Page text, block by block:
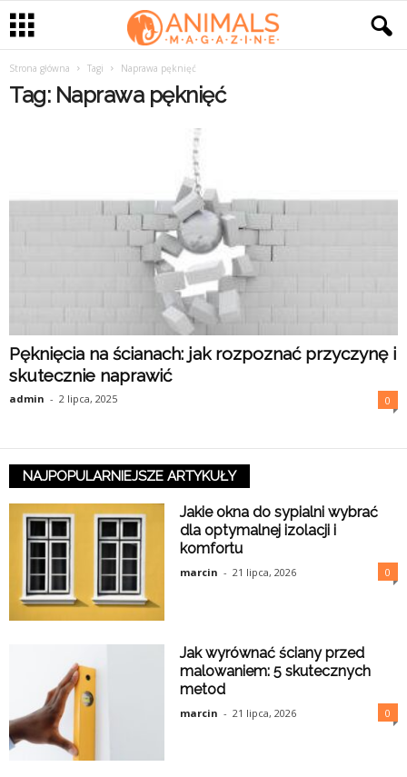
Strona główna Tagi Naprawa pęknięć
Tag: Naprawa pęknięć
Pęknięcia na ścianach: jak rozpoznać przyczynę i
skutecznie naprawić
admin - 2 lipca, 2025 0
NAJPOPULARNIEJSZE ARTYKUŁY
Jakie okna do sypialni wybrać
dla optymalnej izolacji i
komfortu
marcin - 21 lipca, 2026 0
Jak wyrównać ściany przed
malowaniem: 5 skutecznych
metod
marcin - 21 lipca, 2026 0